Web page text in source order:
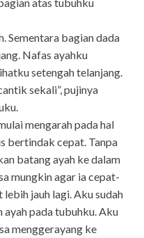
Sementara bagian dada
Nafas ayahku
setengah telanjang.
sekali”, pujinya
mengarah pada hal
bertindak cepat. Tanpa
batang ayah ke dalam
mungkin agar ia cepat-
jauh lagi. Aku sudah
pada tubuhku. Aku
menggerayang ke